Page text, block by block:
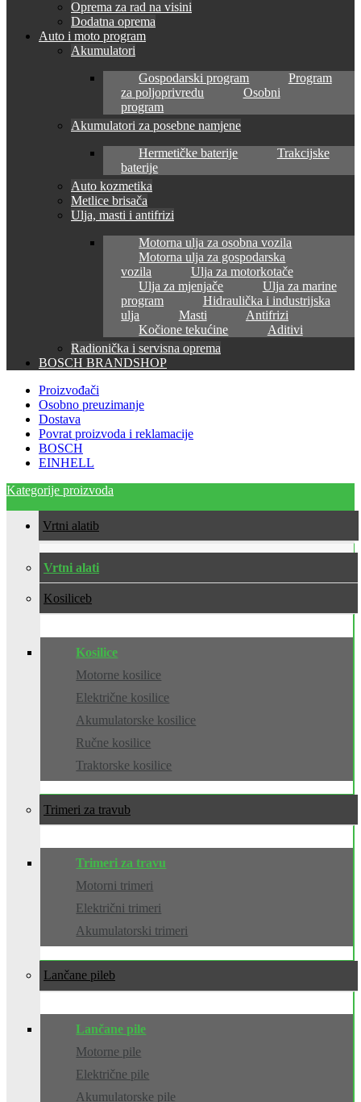
Oprema za rad na visini
Dodatna oprema
Auto i moto program
Akumulatori
Gospodarski program
Program
za poljoprivredu
Osobni
program
Akumulatori za posebne namjene
Hermetičke baterije
Trakcijske
baterije
Auto kozmetika
Metlice brisača
Ulja, masti i antifrizi
Motorna ulja za osobna vozila
Motorna ulja za gospodarska
vozila
Ulja za motorkotače
Ulja za mjenjače
Ulja za marine
program
Hidraulička i industrijska
ulja
Masti
Antifrizi
Kočione tekućine
Aditivi
Radionička i servisna oprema
BOSCH BRANDSHOP
Proizvođači
Osobno preuzimanje
Dostava
Povrat proizvoda i reklamacije
BOSCH
EINHELL
Kategorije proizvoda
Vrtni alati
Vrtni alati
Kosilice
Kosilice
Motorne kosilice
Električne kosilice
Akumulatorske kosilice
Ručne kosilice
Traktorske kosilice
Trimeri za travu
Trimeri za travu
Motorni trimeri
Električni trimeri
Akumulatorski trimeri
Lančane pile
Lančane pile
Motorne pile
Električne pile
Akumulatorske pile